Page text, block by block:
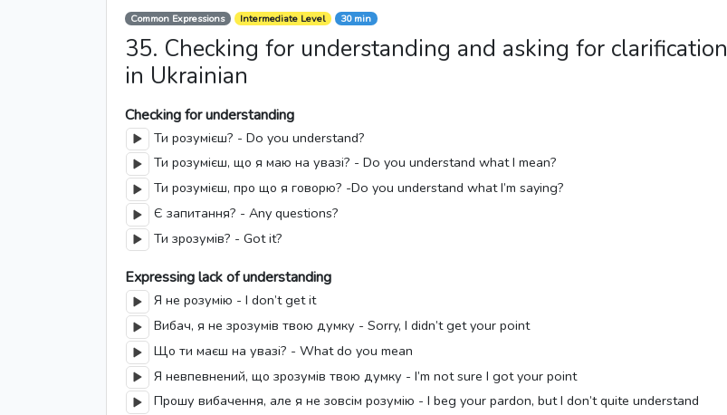
Common Expressions Intermediate Level 30 min
35. Checking for understanding and asking for clarification
in Ukrainian
Checking for understanding
Ти розумієш? - Do you understand?
Ти розумієш, що я маю на увазі? - Do you understand what I mean?
Ти розумієш, про що я говорю? -Do you understand what I’m saying?
Є запитання? - Any questions?
Ти зрозумів? - Got it?
Expressing lack of understanding
Я не розумію - I don’t get it
Вибач, я не зрозумів твою думку - Sorry, I didn’t get your point
Що ти маєш на увазі? - What do you mean
Я невпевнений, що зрозумів твою думку - I’m not sure I got your point
Прошу вибачення, але я не зовсім розумію - I beg your pardon, but I don’t quite understand